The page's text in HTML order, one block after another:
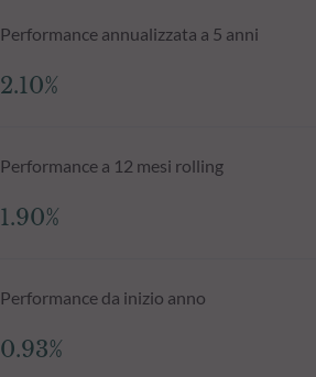
Performance annualizzata a 5 anni
2.10%
Performance a 12 mesi rolling
1.90%
Performance da inizio anno
0.93%